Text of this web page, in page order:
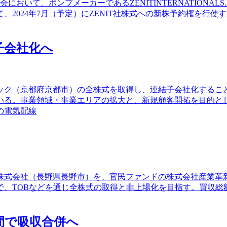
において、ポンプメーカーである
2024年7月（予定）にZENIT社株式への新株予約権を行使
社化へ
（京都府京都市）の全株式を取得し、連結子会社化する
。事業領域・事業エリアの拡大と、新規顧客開拓を目的
電気配線
会社（長野県長野市）を、官民ファンドの株式会社産業
TOBなどを通じ全株式の取得と非上場化を目指す。買収
で吸収合併へ